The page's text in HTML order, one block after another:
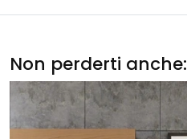
Non perderti anche: